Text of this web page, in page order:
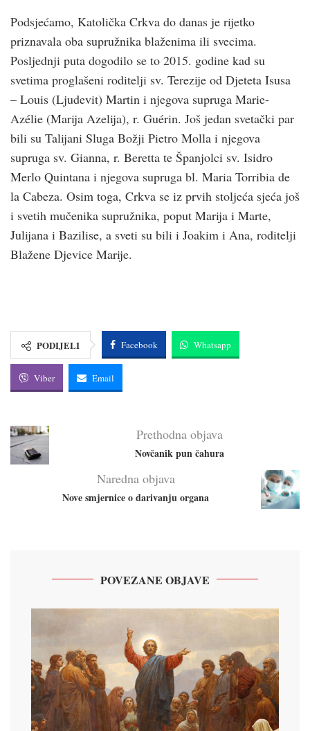
Podsjećamo, Katolička Crkva do danas je rijetko
priznavala oba supružnika blaženima ili svecima.
Posljednji puta dogodilo se to 2015. godine kad su
svetima proglašeni roditelji sv. Terezije od Djeteta Isusa
– Louis (Ljudevit) Martin i njegova supruga Marie-
Azélie (Marija Azelija), r. Guérin. Još jedan svetački par
bili su Talijani Sluga Božji Pietro Molla i njegova
supruga sv. Gianna, r. Beretta te Španjolci sv. Isidro
Merlo Quintana i njegova supruga bl. Maria Torribia de
la Cabeza. Osim toga, Crkva se iz prvih stoljeća sjeća još
i svetih mučenika supružnika, poput Marija i Marte,
Julijana i Bazilise, a sveti su bili i Joakim i Ana, roditelji
Blažene Djevice Marije.
PODIJELI Facebook Whatsapp
Viber Email
Prethodna objava
Novčanik pun čahura
Naredna objava
Nove smjernice o darivanju organa
POVEZANE OBJAVE